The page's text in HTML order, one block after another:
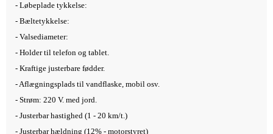
- Løbeplade tykkelse:
- Bæltetykkelse:
- Valsediameter:
- Holder til telefon og tablet.
- Kraftige justerbare fødder.
- Aflægningsplads til vandflaske, mobil osv.
- Strøm: 220 V. med jord.
- Justerbar hastighed (1 - 20 km/t.)
- Justerbar hældning (12% - motorstyret)